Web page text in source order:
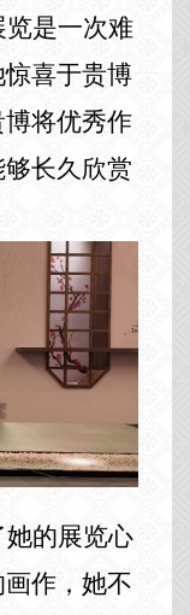
是一次难
喜于贵博
将优秀作
长久欣赏
的展览心
作，她不